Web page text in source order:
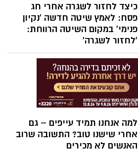
והזמנה מראש לביקור. פתיחת האתרים
מתבצעת בהתאם להנחיות פיקוד העורף
כיצד לחזור לשגרה אחרי חג
פסח: לאמץ שיטה חדשה 'נקיון
פנימי' במקום השיטה הרווחת:
'לחזור לשגרה'
בשבועות של חוסר ודאות, אזעקות ושגרה לא
שגרתית, הגוף דרוך והנפש מתוחה. הסבלנות
מתקצרת, ואנחנו פוגשים את עצמנו פגיעים,
עייפים ורגישים יותר. בתוך המצב הזה מופיע
גם הדחף המוכר: עוד מתוק, עוד נשנוש, עוד
"רק משהו קטן". לעיתים זו אכילה מתוך
הגוף יספוג הכול, בלי מחיר.
למה אנחנו תמיד עייפים – גם
אחרי שישנו טוב? התשובה שרוב
האנשים לא מכירים